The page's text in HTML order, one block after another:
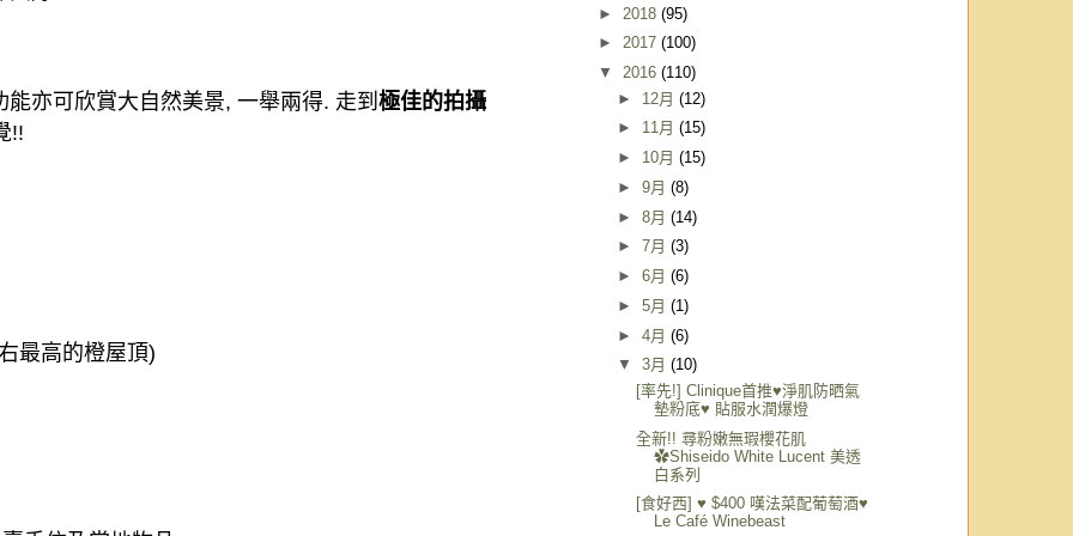
能亦可欣賞大自然美景, 一舉兩得. 走到 極佳的拍攝
!!
最高的橙屋頂)
► 2018 (95)
► 2017 (100)
▼ 2016 (110)
► 12月 (12)
► 11月 (15)
► 10月 (15)
► 9月 (8)
► 8月 (14)
► 7月 (3)
► 6月 (6)
► 5月 (1)
► 4月 (6)
▼ 3月 (10)
[率先!] Clinique首推♥淨肌防晒氣
墊粉底♥ 貼服水潤爆燈
全新!! 尋粉嫩無瑕櫻花肌
✿Shiseido White Lucent 美透
白系列
[食好西] ♥ $400 嘆法菜配葡萄酒♥
Le Café Winebeast